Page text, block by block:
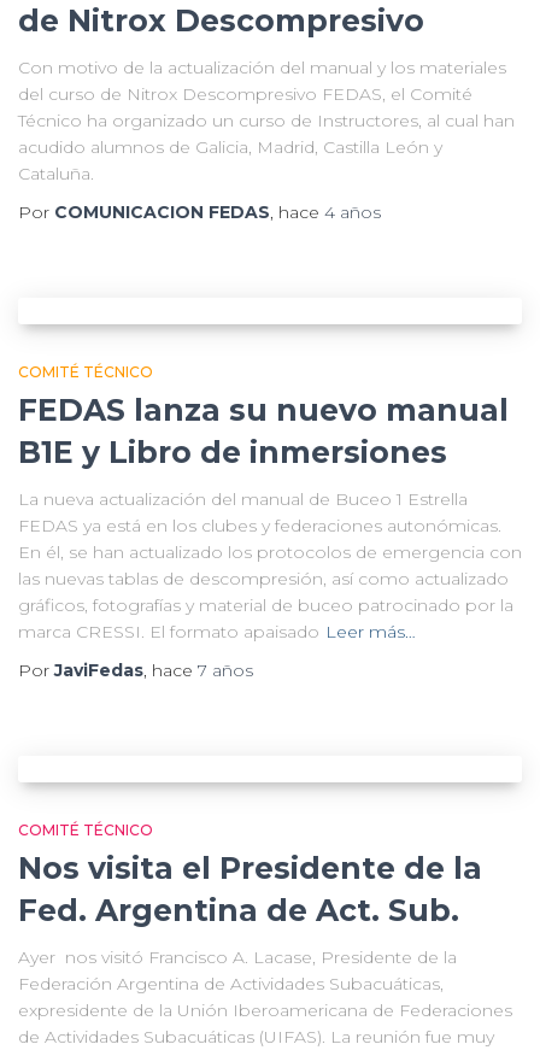
de Nitrox Descompresivo
Con motivo de la actualización del manual y los materiales
del curso de Nitrox Descompresivo FEDAS, el Comité
Técnico ha organizado un curso de Instructores, al cual han
acudido alumnos de Galicia, Madrid, Castilla León y
Cataluña.
Por COMUNICACION FEDAS, hace 4 años
COMITÉ TÉCNICO
FEDAS lanza su nuevo manual
B1E y Libro de inmersiones
La nueva actualización del manual de Buceo 1 Estrella
FEDAS ya está en los clubes y federaciones autonómicas.
En él, se han actualizado los protocolos de emergencia con
las nuevas tablas de descompresión, así como actualizado
gráficos, fotografías y material de buceo patrocinado por la
marca CRESSI. El formato apaisado Leer más…
PorJaviFedas, hace 7 años
COMITÉ TÉCNICO
Nos visita el Presidente de la
Fed. Argentina de Act. Sub.
Ayer nos visitó Francisco A. Lacase, Presidente de la
Federación Argentina de Actividades Subacuáticas,
expresidente de la Unión Iberoamericana de Federaciones
de Actividades Subacuáticas (UIFAS). La reunión fue muy